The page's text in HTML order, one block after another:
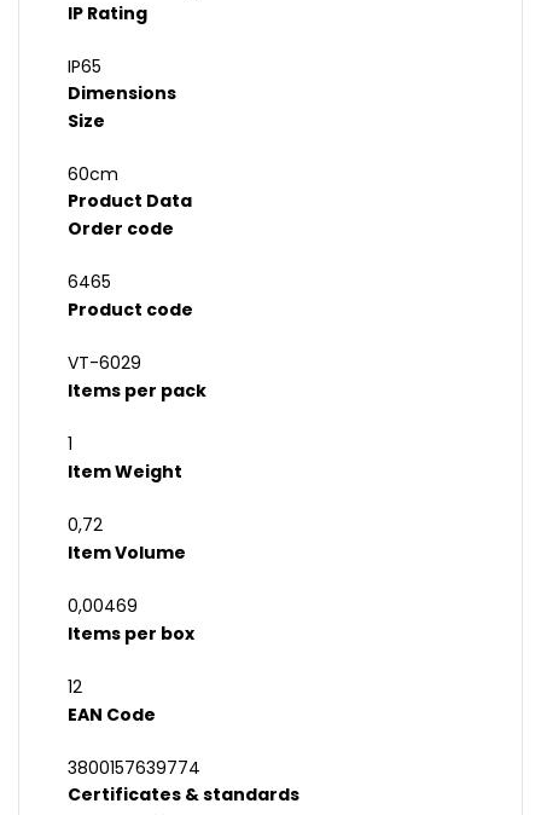
IP Rating
IP65
Dimensions
Size
60cm
Product Data
Order code
6465
Product code
VT-6029
Items per pack
1
Item Weight
0,72
Item Volume
0,00469
Items per box
12
EAN Code
3800157639774
Certificates & standards